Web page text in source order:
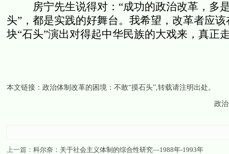
房宁先生说得对：“成功的政治改革，多
头”，都是实践的好舞台。我希望，改革者应
块“石头”演出对得起中华民族的大戏来，真正
本文链接： 政治体制改革的困境：不敢“摸石头”,转载请注明出处。
政
上一篇： 科尔奈：关于社会主义体制的综合性研究—1988年-1993年